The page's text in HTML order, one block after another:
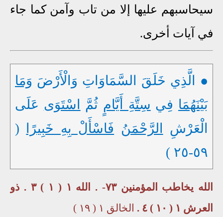
سيحاسبهم عليها إلا من تاب وآمن كما جاء
في آيات أخرى.
● الَّذِي خَلَقَ السَّمَاوَاتِ وَالْأَرْضَ وَمَا
بَيْنَهُمَا فِي سِتَّةِ أَيَّامٍ ثُمَّ اسْتَوَى عَلَى
الْعَرْشِ
الرَّحْمَنُ فَاسْأَلْ بِهِ خَبِيرًا
(
٥٩-٢٥ )
الله يخاطب المؤمنين ٧٣- . الله ١ ( ١ ) ٣ . ذو
العرش ١ ( ١٠ ) ٤ .
الخالق ١ ( ١٩ )